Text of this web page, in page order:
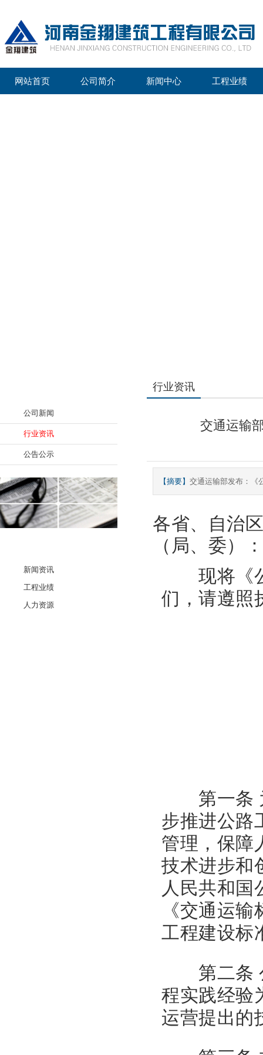
网站首页 公司简介 新闻中心 工程业绩
公司新闻
行业资讯
公告公示
新闻资讯
工程业绩
人力资源
行业资讯
交通运输
【摘要】 交通运输部发布：《
各省、自治
（局、委）
现将《公
们，请遵照
第一条 为
步推进公路
管理，保障
技术进步和
人民共和国
《交通运
工程建设标
第二条 公
程实践经验
运营提出的